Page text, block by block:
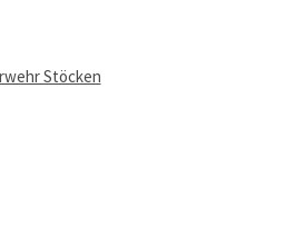
Stöcken